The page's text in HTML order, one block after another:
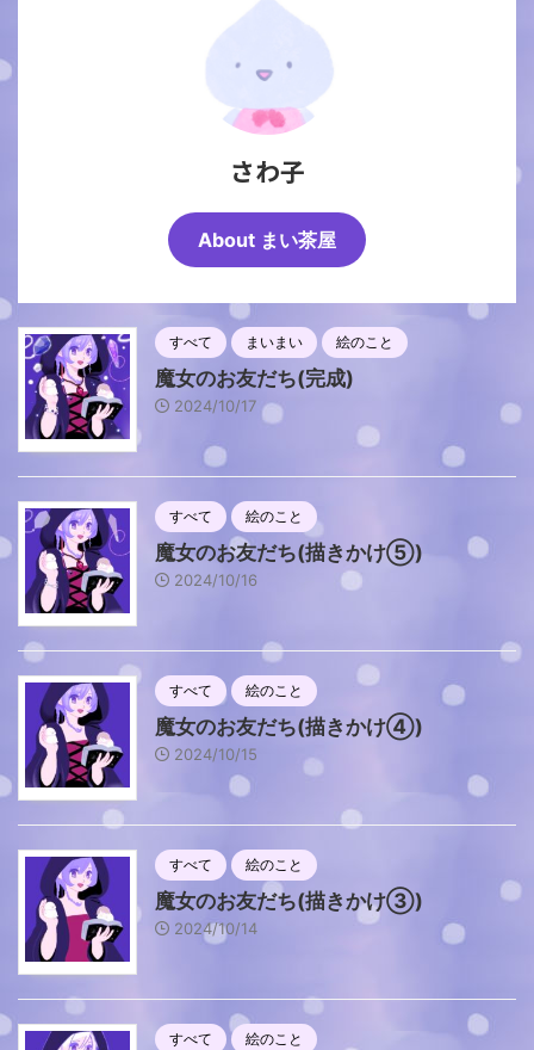
さわ子
About まい茶屋
すべて まいまい 絵のこと
魔女のお友だち(完成)
2024/10/17
すべて 絵のこと
魔女のお友だち(描きかけ⑤)
2024/10/16
すべて 絵のこと
魔女のお友だち(描きかけ④)
2024/10/15
すべて 絵のこと
魔女のお友だち(描きかけ③)
2024/10/14
すべて 絵のこと